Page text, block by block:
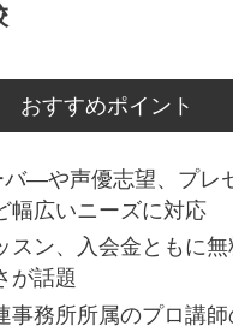
おすすめポイント
バ―や声優志望、プレ
幅広いニーズに対応
スン、入会金ともに無
が話題
事務所所属のプロ講